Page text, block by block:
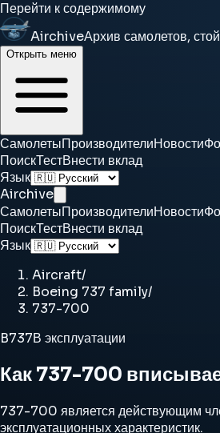
Перейти к содержимому
AirchiveАрхив самолетов,
Открыть меню
СамолетыПроизводителиНовости
ПоискТестВнести вклад
Язык
Airchive
СамолетыПроизводителиНовости
ПоискТестВнести вклад
Язык
Aircraft/
Boeing 737 family/
737-700
B737В эксплуатации
Как 737-700
737-700 является действующим
эксплуатационных характеристик.